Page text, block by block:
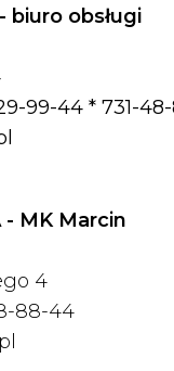
biuro obsługi
99-44 * 731-
MK Marcin
4
88-44